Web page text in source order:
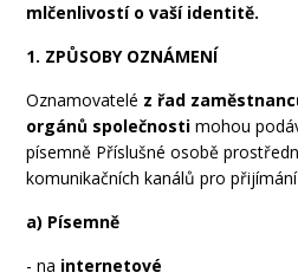
mlčenlivostí o vaší identitě.
1. ZPŮSOBY OZNÁMENÍ
Oznamovatelé z řad
orgánů společnostimohou
písemně Příslušné osobě
komunikačních kanálů pro
a) Písemně
- na internetové